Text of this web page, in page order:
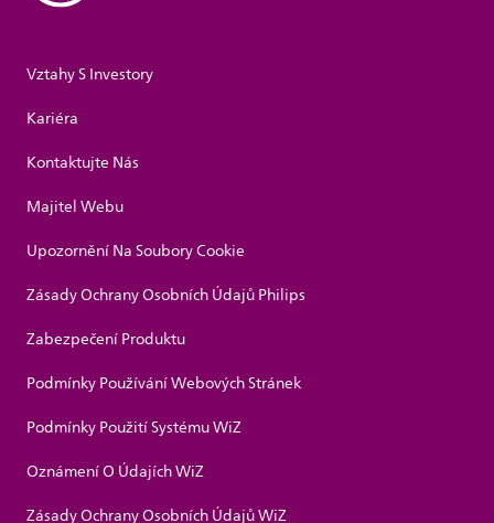
Vztahy S Investory
Kariéra
Kontaktujte Nás
Majitel Webu
Upozornění Na Soubory Cookie
Zásady Ochrany Osobních Údajů Philips
Zabezpečení Produktu
Podmínky Používání Webových Stránek
Podmínky Použití Systému WiZ
Oznámení O Údajích WiZ
Zásady Ochrany Osobních Údajů WiZ